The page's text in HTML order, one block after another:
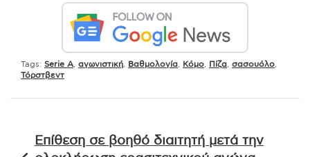
Tags: Serie A αγωνιστική Βαθμολογία Κόμο Πίζα σασουόλο
Τόρστβεντ
άρθρων
Επίθεση σε βοηθό διαιτητή μετά την